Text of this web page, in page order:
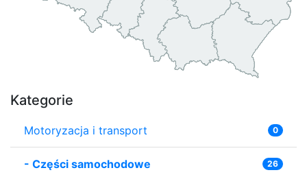
Kategorie
Motoryzacja i transport 0
- Części samochodowe 26